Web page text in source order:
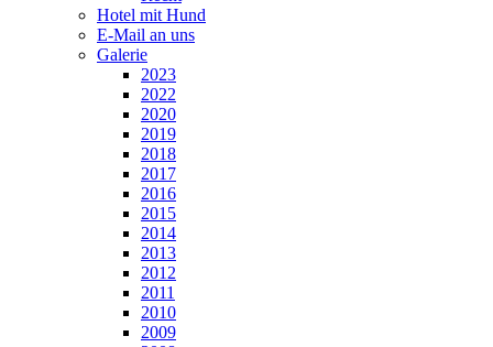
Hotel mit Hund
E-Mail an uns
Galerie
2023
2022
2020
2019
2018
2017
2016
2015
2014
2013
2012
2011
2010
2009